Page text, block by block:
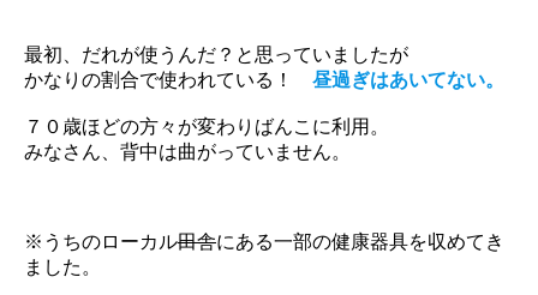
最初、だれが使うんだ？と思っていましたが
かなりの割合で使われている！ 昼過ぎはあいてない。
７０歳ほどの方々が変わりばんこに利用。
みなさん、背中は曲がっていません。
※うちのローカル田舎にある一部の健康器具を収めてき
ました。